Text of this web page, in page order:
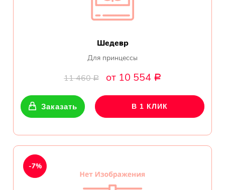
Шедевр
Для принцессы
11 460Р от 10 554 Р
Заказать В 1 КЛИК
-7%